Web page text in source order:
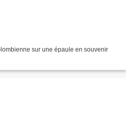
sur une épaule en souvenir